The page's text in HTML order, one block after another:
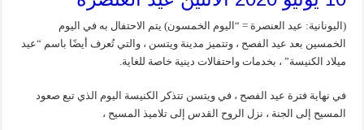
(اليونانية: عيد العنصرة = “اليوم الخمسون) يتم الاحتفال به في اليوم
الخمسين بعد عيد الفصح ، وتتميز مدينة ويتسن ، والتي تُعرف أيضًا باسم “عيد
ميلاد الكنيسة” ، بخدمات واحتفالات دينية خاصة للغاية.
في نهاية فترة عيد الفصح ، في ويتسن تتذكر الكنيسة اليوم الذي تبع صعود
المسيح إلى الجنة ، نزل الروح القدس إلى تلاميذ المسيح ،